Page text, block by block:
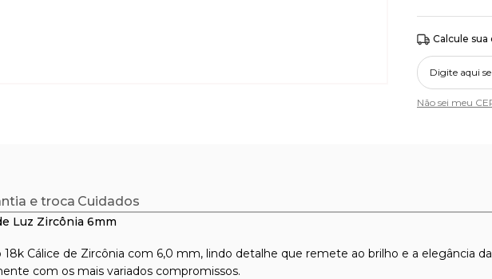
Calcule
Não sei meu
e troca Cuidados
Luz Zircônia 6mm
Cálice de Zircônia com 6,0 mm, lindo detalhe que remete ao brilho e a elegância
com os mais variados compromissos.